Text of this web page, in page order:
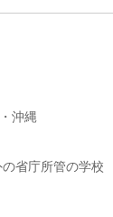
沖縄
省庁所管の学校